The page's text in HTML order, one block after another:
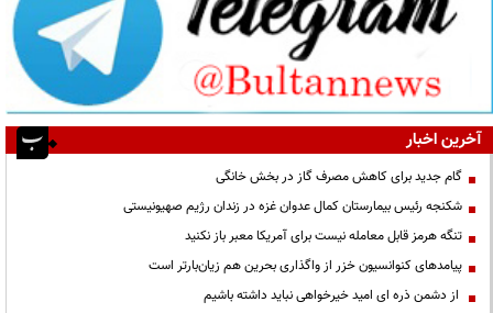
آخرین اخبار
گام جدید برای کاهش مصرف گاز در بخش خانگی
شکنجه رئیس بیمارستان کمال عدوان غزه در زندان رژیم صهیونیستی
تنگه هرمز قابل معامله نیست برای آمریکا معبر باز نکنید
پیامدهای کنوانسیون خزر از واگذاری بحرین هم زیان‌بارتر است
از دشمن ذره ای امید خیرخواهی نباید داشته باشیم